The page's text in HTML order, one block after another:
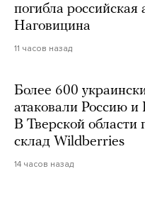
погибла
Наговицина
11 часов назад
Более 600
атаковали Россию
В Тверской области
склад Wildberries
14 часов назад